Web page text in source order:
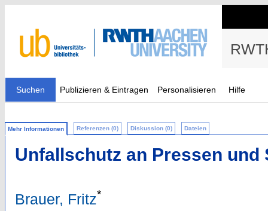
Suchen Publizieren & Eintragen Personalisieren Hilfe
Mehr Informationen Referenzen (0) Diskussion (0) Dateien
Unfallschutz an Pressen und
Brauer, Fritz*